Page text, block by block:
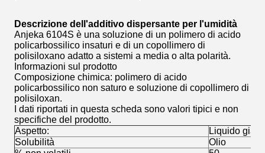
Descrizione dell'additivo dispersante per l'umidità
Anjeka 6104S è una soluzione di un polimero di acido
policarbossilico insaturi e di un copollimero di
polisiloxano adatto a sistemi a media o alta polarità.
Informazioni sul prodotto
Composizione chimica: polimero di acido
policarbossilico non saturo e soluzione di copollimero di
polisiloxan.
I dati riportati in questa scheda sono valori tipici e non
specifiche del prodotto.
Aspetto:
Liquido
Solubilità
Olio